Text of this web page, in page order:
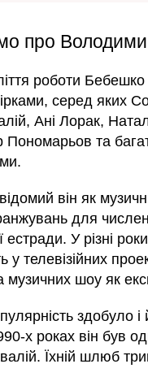
про
роботи Бебешко
серед яких
Ані Лорак,
Пономарьов та
він як
для
естради. У різні
у телевізійних
музичних шоу як
здобуло і
х роках він був
Їхній шлюб